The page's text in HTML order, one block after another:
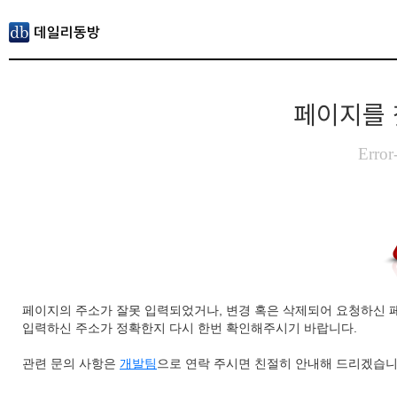
페이지를
페이지의 주소가 잘못 입력되었거나, 변경 혹은 삭제되어 요청하신
입력하신 주소가 정확한지 다시 한번 확인해주시기 바랍니다.
관련 문의 사항은 개발팀 으로 연락 주시면 친절히 안내해 드리겠습